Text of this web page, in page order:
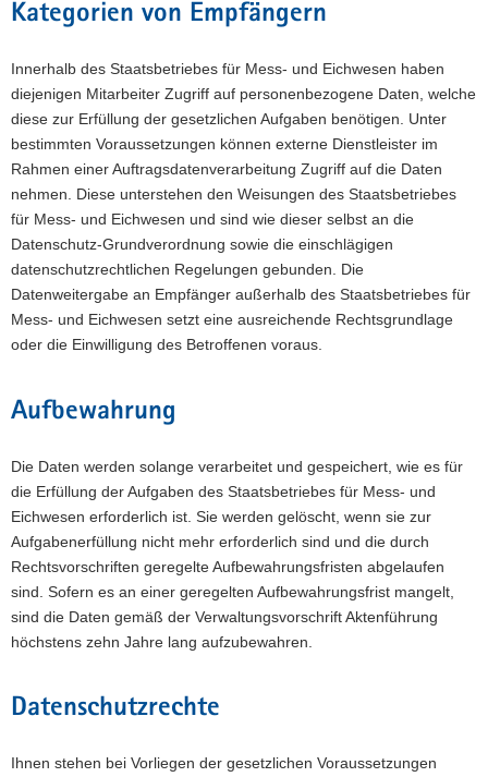
Kategorien von Empfängern
Innerhalb des Staatsbetriebes für Mess- und Eichwesen haben
diejenigen Mitarbeiter Zugriff auf personenbezogene Daten, welche
diese zur Erfüllung der gesetzlichen Aufgaben benötigen. Unter
bestimmten Voraussetzungen können externe Dienstleister im
Rahmen einer Auftragsdatenverarbeitung Zugriff auf die Daten
nehmen. Diese unterstehen den Weisungen des Staatsbetriebes
für Mess- und Eichwesen und sind wie dieser selbst an die
Datenschutz-Grundverordnung sowie die einschlägigen
datenschutzrechtlichen Regelungen gebunden. Die
Datenweitergabe an Empfänger außerhalb des Staatsbetriebes für
Mess- und Eichwesen setzt eine ausreichende Rechtsgrundlage
oder die Einwilligung des Betroffenen voraus.
Aufbewahrung
Die Daten werden solange verarbeitet und gespeichert, wie es für
die Erfüllung der Aufgaben des Staatsbetriebes für Mess- und
Eichwesen erforderlich ist. Sie werden gelöscht, wenn sie zur
Aufgabenerfüllung nicht mehr erforderlich sind und die durch
Rechtsvorschriften geregelte Aufbewahrungsfristen abgelaufen
sind. Sofern es an einer geregelten Aufbewahrungsfrist mangelt,
sind die Daten gemäß der Verwaltungsvorschrift Aktenführung
höchstens zehn Jahre lang aufzubewahren.
Datenschutzrechte
Ihnen stehen bei Vorliegen der gesetzlichen Voraussetzungen